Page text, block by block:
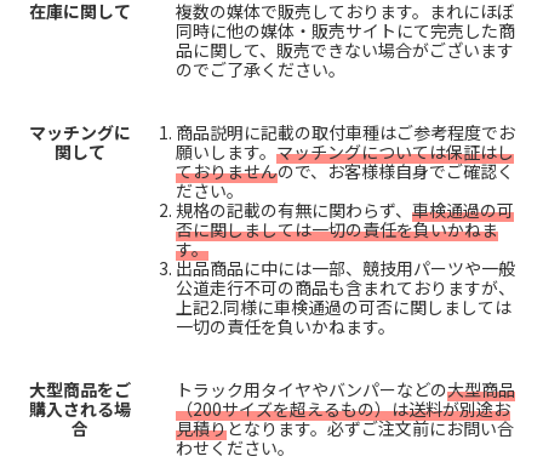
在庫に関して
複数の媒体で販売しております。まれにほぼ
同時に他の媒体・販売サイトにて完売した商
品に関して、販売できない場合がございます
のでご了承ください。
マッチングに
関して
商品説明に記載の取付車種はご参考程度でお
願いします。 マッチングについては保証はし
ておりませんので、お客様様自身でご確認く
ださい。
規格の記載の有無に関わらず、 車検通過の可
否に関しましては一切の責任を負いかねま
す。
出品商品に中には一部、競技用パーツや一般
公道走行不可の商品も含まれておりますが、
上記2.同様に車検通過の可否に関しましては
一切の責任を負いかねます。
大型商品をご
購入される場
合
トラック用タイヤやバンパーなどの大型商品
（200サイズを超えるもの）は送料が別途お
見積りとなります。必ずご注文前にお問い合
わせください。